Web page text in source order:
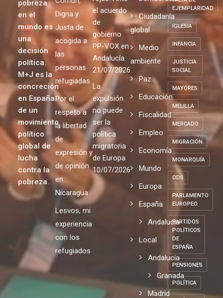
pobreza
en el
mundo es
una
decisión
política.
M+J es la
concreción
en España
de un
movimiento
político
global de
lucha
contra la
pobreza.
Digna y
Justa de
acogida a
las
personas
refugiadas
Por el
respeto a
la libertad
de
expresión y
de opinión
en
Nicaragua
Lesvos, mi
experiencia
con los
refugiados
el acuerdo
de
gobierno
PP-VOX en
Andalucía.
21/07/2026
La
expulsión
no puede
ser la
política
migratoria
de Europa
10/07/2026
Ciudadanía
global
Medio
ambiente
Paz
Educación
Fiscalidad
Empleo
Economía
Mundo
Europa
España
Andalucia
Local
Andalucía
Granada
Madrid
EJEMPLARIDAD
IGLESIA
INFANCIA
JUSTICIA
SOCIAL
MAYORES
MELILLA
MERCADO
MIGRACIÓN
MONARQUÍA
ODS
PARLAMENTO
EUROPEO
PARTIDOS
POLÍTICOS
DE
ESPAÑA
PENSIONES
POLÍTICA